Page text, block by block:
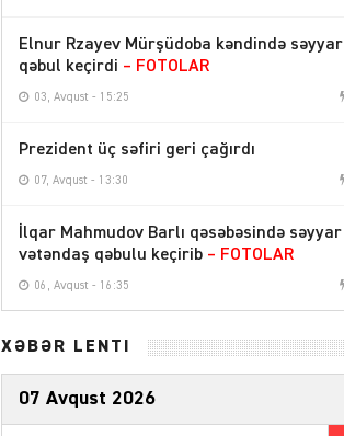
Elnur Rzayev Mürşüdoba kəndində səyyar
qəbul keçirdi – FOTOLAR
03, Avqust - 15:25
Prezident üç səfiri geri çağırdı
07, Avqust - 13:30
İlqar Mahmudov Barlı qəsəbəsində səyyar
vətəndaş qəbulu keçirib – FOTOLAR
06, Avqust - 16:35
XƏBƏR LENTİ
07 Avqust 2026